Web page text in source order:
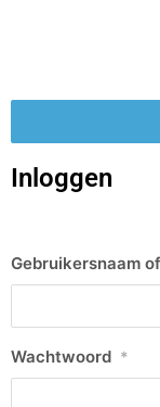
Inloggen
Gebruikersnaam
Wachtwoord *